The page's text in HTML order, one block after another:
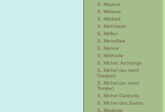
S. Mayeul
S. Mélaine
S. Médard
S. Melchiade
S. Mellon
S. Menelfale
S. Menne
S. Méthode
S. Michel, Archange
S. Michel (au mont
Gargan)
S. Michel (au mont
Tombe)
S. Michel Garicoïts
S. Michel des Saints
S. Modeste